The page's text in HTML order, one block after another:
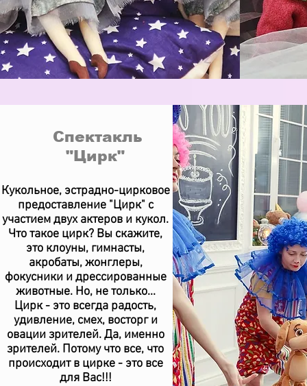
Спектакль
"Цирк"
Кукольное, эстрадно-цирковое
предоставление "Цирк" с
участием двух актеров и кукол.
Что такое цирк? Вы скажите,
это клоуны, гимнасты,
акробаты, жонглеры,
фокусники и дрессированные
животные. Но, не только...
Цирк - это всегда радость,
удивление, смех, восторг и
овации зрителей. Да, именно
зрителей. Потому что все, что
происходит в цирке - это все
для Вас!!!